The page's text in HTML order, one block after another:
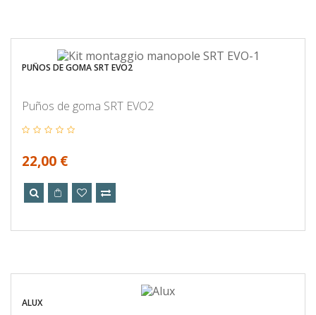
PUÑOS DE GOMA SRT EVO2
Puños de goma SRT EVO2
22,00 €
ALUX